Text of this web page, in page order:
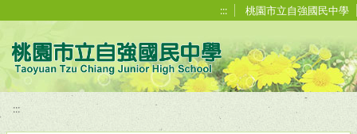
::: 桃園市立自強國民中學
:::